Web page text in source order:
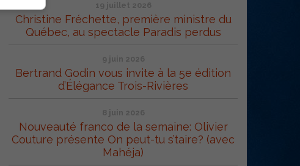
19 juillet 2026
Christine Fréchette, première ministre du
Québec, au spectacle Paradis perdus
9 juin 2026
Bertrand Godin vous invite à la 5e édition
d’Élégance Trois-Rivières
8 juin 2026
Nouveauté franco de la semaine: Olivier
Couture présente On peut-tu s’taire? (avec
Mahéja)